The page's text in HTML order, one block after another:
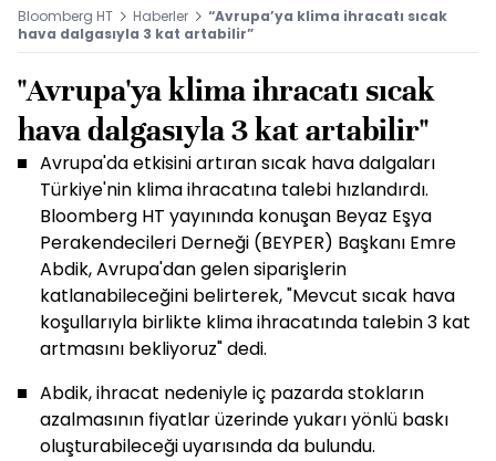
Bloomberg HT Haberler
“Avrupa’ya klima ihracatı sıcak
hava dalgasıyla 3 kat artabilir”
"Avrupa'ya klima ihracatı sıcak
hava dalgasıyla 3 kat artabilir"
Avrupa'da etkisini artıran sıcak hava dalgaları
Türkiye'nin klima ihracatına talebi hızlandırdı.
Bloomberg HT yayınında konuşan Beyaz Eşya
Perakendecileri Derneği (BEYPER) Başkanı Emre
Abdik, Avrupa'dan gelen siparişlerin
katlanabileceğini belirterek, "Mevcut sıcak hava
koşullarıyla birlikte klima ihracatında talebin 3 kat
artmasını bekliyoruz" dedi.
Abdik, ihracat nedeniyle iç pazarda stokların
azalmasının fiyatlar üzerinde yukarı yönlü baskı
oluşturabileceği uyarısında da bulundu.